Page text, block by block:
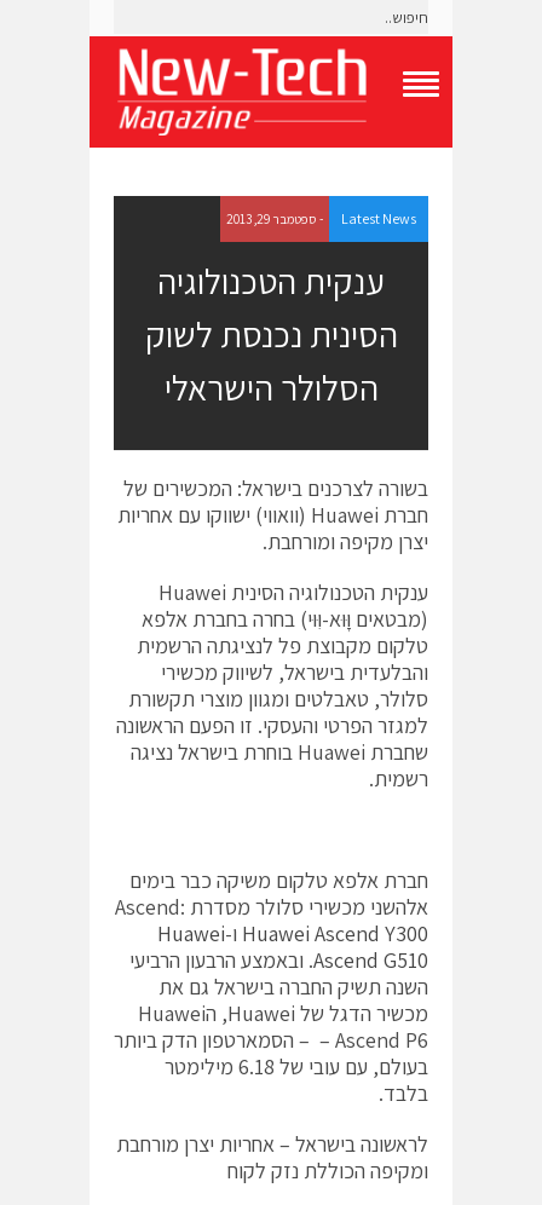
g
l
e
N
M
n
u
Latest News - ספטמבר 29, 2013
ענקית הטכנולוגיה
הסינית נכנסת לשוק
הסלולר הישראלי
בשורה לצרכנים בישראל: המכשירים של
חברת Huawei (וואווי) ישווקו עם אחריות
יצרן מקיפה ומורחבת.
ענקית הטכנולוגיה הסינית Huawei
(מבטאים וָּוּא-וִּוּי) בחרה בחברת אלפא
טלקום מקבוצת פל לנציגתה הרשמית
והבלעדית בישראל, לשיווק מכשירי
סלולר, טאבלטים ומגוון מוצרי תקשורת
למגזר הפרטי והעסקי. זו הפעם הראשונה
שחברת Huawei בוחרת בישראל נציגה
רשמית.
חברת אלפא טלקום משיקה כבר בימים
אלהשני מכשירי סלולר מסדרת Ascend:
Huawei Ascend Y300 ו-Huawei
Ascend G510. ובאמצע הרבעון הרביעי
השנה תשיק החברה בישראל גם את
מכשיר הדגל של Huawei, הHuawei
Ascend P6 – – הסמארטפון הדק ביותר
בעולם, עם עובי של 6.18 מילימטר
בלבד.
לראשונה בישראל – אחריות יצרן מורחבת
ומקיפה הכוללת נזק לקוח